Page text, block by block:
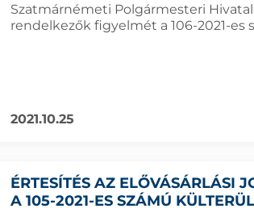
Szatmárnémeti Polgármesteri
rendelkezők figyelmét a 106-2021-es
2021.10.25
ÉRTESÍTÉS AZ ELŐVÁSÁRLÁSI
A 105-2021-ES SZÁMÚ